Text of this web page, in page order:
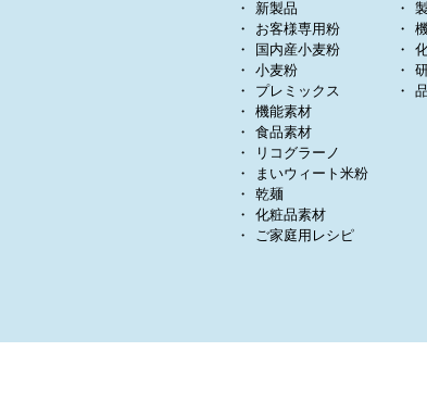
新製品
お客様専用粉
国内産小麦粉
小麦粉
プレミックス
機能素材
食品素材
リコグラーノ
まいウィート米粉
乾麺
化粧品素材
ご家庭用レシピ